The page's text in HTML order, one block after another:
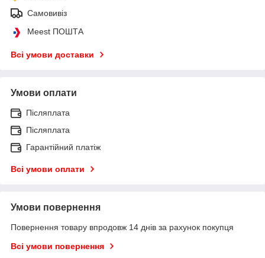
Самовивіз
Meest ПОШТА
Всі умови доставки
Умови оплати
Післяплата
Післяплата
Гарантійний платіж
Всі умови оплати
Умови повернення
Повернення товару впродовж 14 днів за рахунок покупця
Всі умови повернення